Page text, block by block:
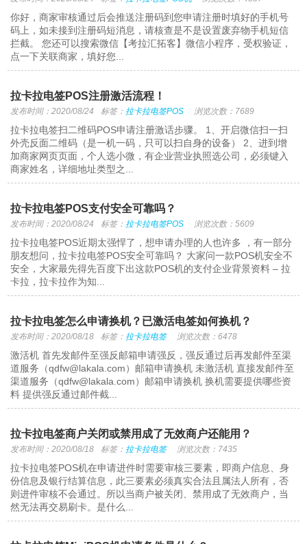
你好，商家审核通过后会推送注册码到您申请注册时填好的手机号
码上，如未接到注册码短消息，请核查是不是设置废弃物手机短信
拦截。 您还可以搜索微信【考拉汇拓客】微信小程序，受权验证，
点一下关联商家，填好您...
拉卡拉电签POS注册激活流程！
发布时间：2020/08/24 标签： 拉卡拉电签POS 浏览次数：7689
拉卡拉电签扫二维码POS申请注册激话步骤。 1、开启微信扫一扫
外壳反面二维码（是一机一码，只可以扫自身的设备） 2、进到增
加商家网页页面，个人选小微，有企业营业执照选公司，必须键入
商家姓名，详细地址类型之...
拉卡拉电签POS支付安全可靠吗？
发布时间：2020/08/24 标签： 拉卡拉电签POS 浏览次数：5609
拉卡拉电签POS近期太强悍了，想申请办理的人也许多 ，有一部分
朋友想问，拉卡拉电签POS安全可靠吗？ 大家问一款POS机安全不
安全，大家最先得先百度下出这款POS机的支付企业背景资料 – 拉
卡拉，拉卡拉作为知...
拉卡拉电签怎么申请换机？已激活电签如何换机？
发布时间：2020/08/18 标签： 拉卡拉电签 浏览次数：6478
激活机 首先发邮件至强反邮箱申请强反，强反通过后再发邮件至渠
道服务（qdfw@lakala.com）邮箱申请换机 未激活机 直接发邮件至
渠道服务（qdfw@lakala.com）邮箱申请换机 换机需要提供哪些资
料 提供强反通过邮件截...
拉卡拉电签商户关闭或禁用成了无效商户还能用？
发布时间：2020/08/18 标签： 拉卡拉电签 浏览次数：7435
拉卡拉电签POS机在申请进件时需要审核三要素，即商户信息、身
份信息及银行结算信息，此三要素必须真实合法且属法人所有，否
则进件审核不会通过。所以当商户被关闭、禁用成了无效商户，当
然无法再交易刷卡。是什么...